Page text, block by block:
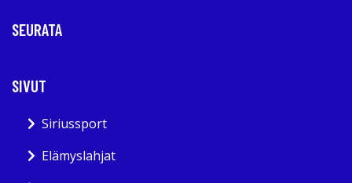
SEURATA
SIVUT
Siriussport
Elämyslahjat